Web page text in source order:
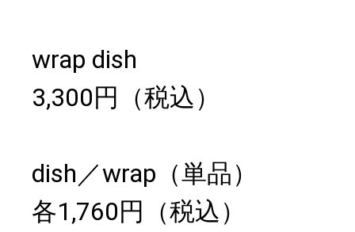
wrap dish
3,300円（税込）
dish／wrap（単品）
各1,760円（税込）